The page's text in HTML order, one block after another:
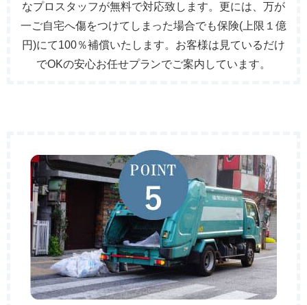
なプロスタッフが無料で対応致します。更には、万が
一ご自宅へ傷をつけてしまった場合でも保険(上限１億
円)にて100％補償いたします。お客様は見ているだけ
でOKの安心お任せプランでご案内しています。